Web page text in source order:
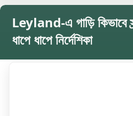
Leyland-এ গাড়ি কিভাবে
ধাপে ধাপে নির্দেশিকা